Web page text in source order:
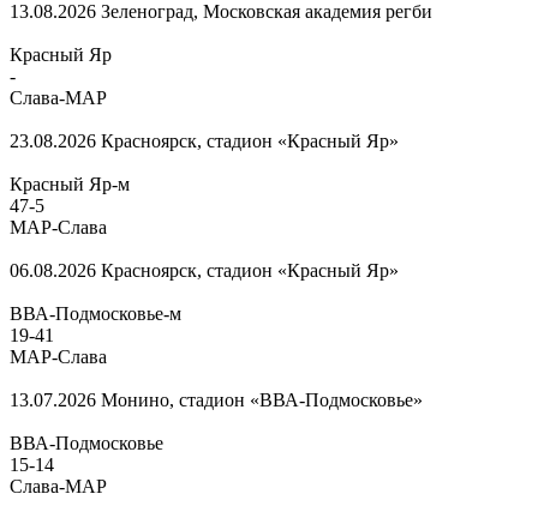
13.08.2026 Зеленоград, Московская академия регби
Красный Яр
-
Слава-МАР
23.08.2026 Красноярск, стадион «Красный Яр»
Красный Яр-м
47-5
МАР-Слава
06.08.2026 Красноярск, стадион «Красный Яр»
ВВА-Подмосковье-м
19-41
МАР-Слава
13.07.2026 Монино, стадион «ВВА-Подмосковье»
ВВА-Подмосковье
15-14
Слава-МАР